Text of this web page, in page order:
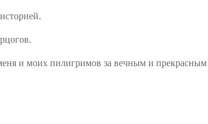
и моих пилигримов за вечным и прекрасным